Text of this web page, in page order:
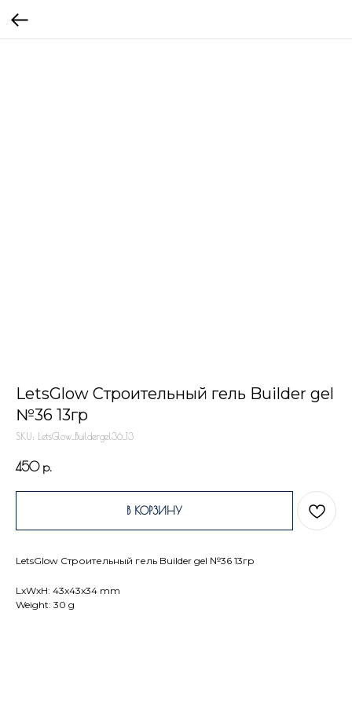
LetsGlow Строительный гель Builder gel
№36 13гр
SKU: LetsGlow_Buildergel36_13
450 р.
В КОРЗИНУ
LetsGlow Строительный гель Builder gel №36 13гр
LxWxH: 43x43x34 mm
Weight: 30 g